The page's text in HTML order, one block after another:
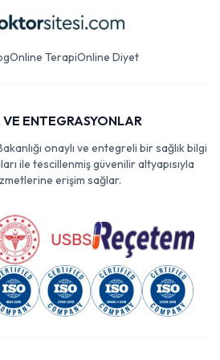
Online TerapiOnline Diyet
VE ENTEGRASYONLAR
onaylı ve entegreli bir sağlık bilgi
ile tescillenmiş güvenilir altyapısıyla
erişim sağlar.